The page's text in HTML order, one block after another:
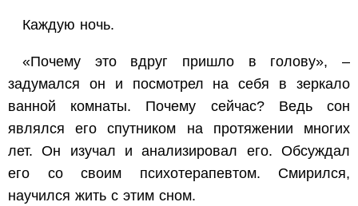
Каждую ночь.
«Почему это вдруг пришло в голову», –
задумался он и посмотрел на себя в зеркало
ванной комнаты. Почему сейчас? Ведь сон
являлся его спутником на протяжении многих
лет. Он изучал и анализировал его. Обсуждал
его со своим психотерапевтом. Смирился,
научился жить с этим сном.